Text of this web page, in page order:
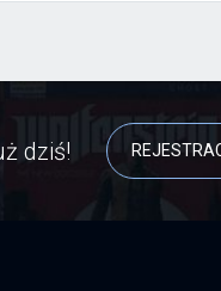
dziś!